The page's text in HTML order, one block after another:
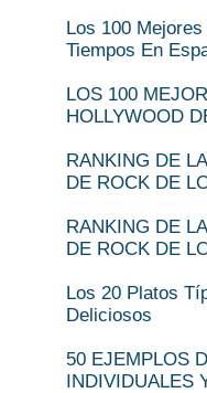
Los 100
Tiempos En
LOS 100
HOLLYWOOD
RANKING DE
DE ROCK DE
RANKING DE
DE ROCK DE
Los 20 Platos
Deliciosos
50 EJEMPLOS
INDIVIDUALES